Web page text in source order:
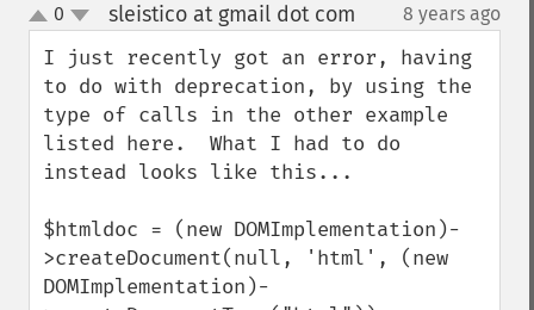
up
down
0 sleistico at gmail dot com 8 years ago
I just recently got an error, having
to do with deprecation, by using the
type of calls in the other example
listed here.  What I had to do
instead looks like this...
$htmldoc = (new DOMImplementation)-
>createDocument(null, 'html', (new
DOMImplementation)-